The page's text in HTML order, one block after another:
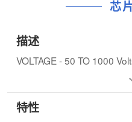
芯
描述
VOLTAGE - 50 TO 1000
特性